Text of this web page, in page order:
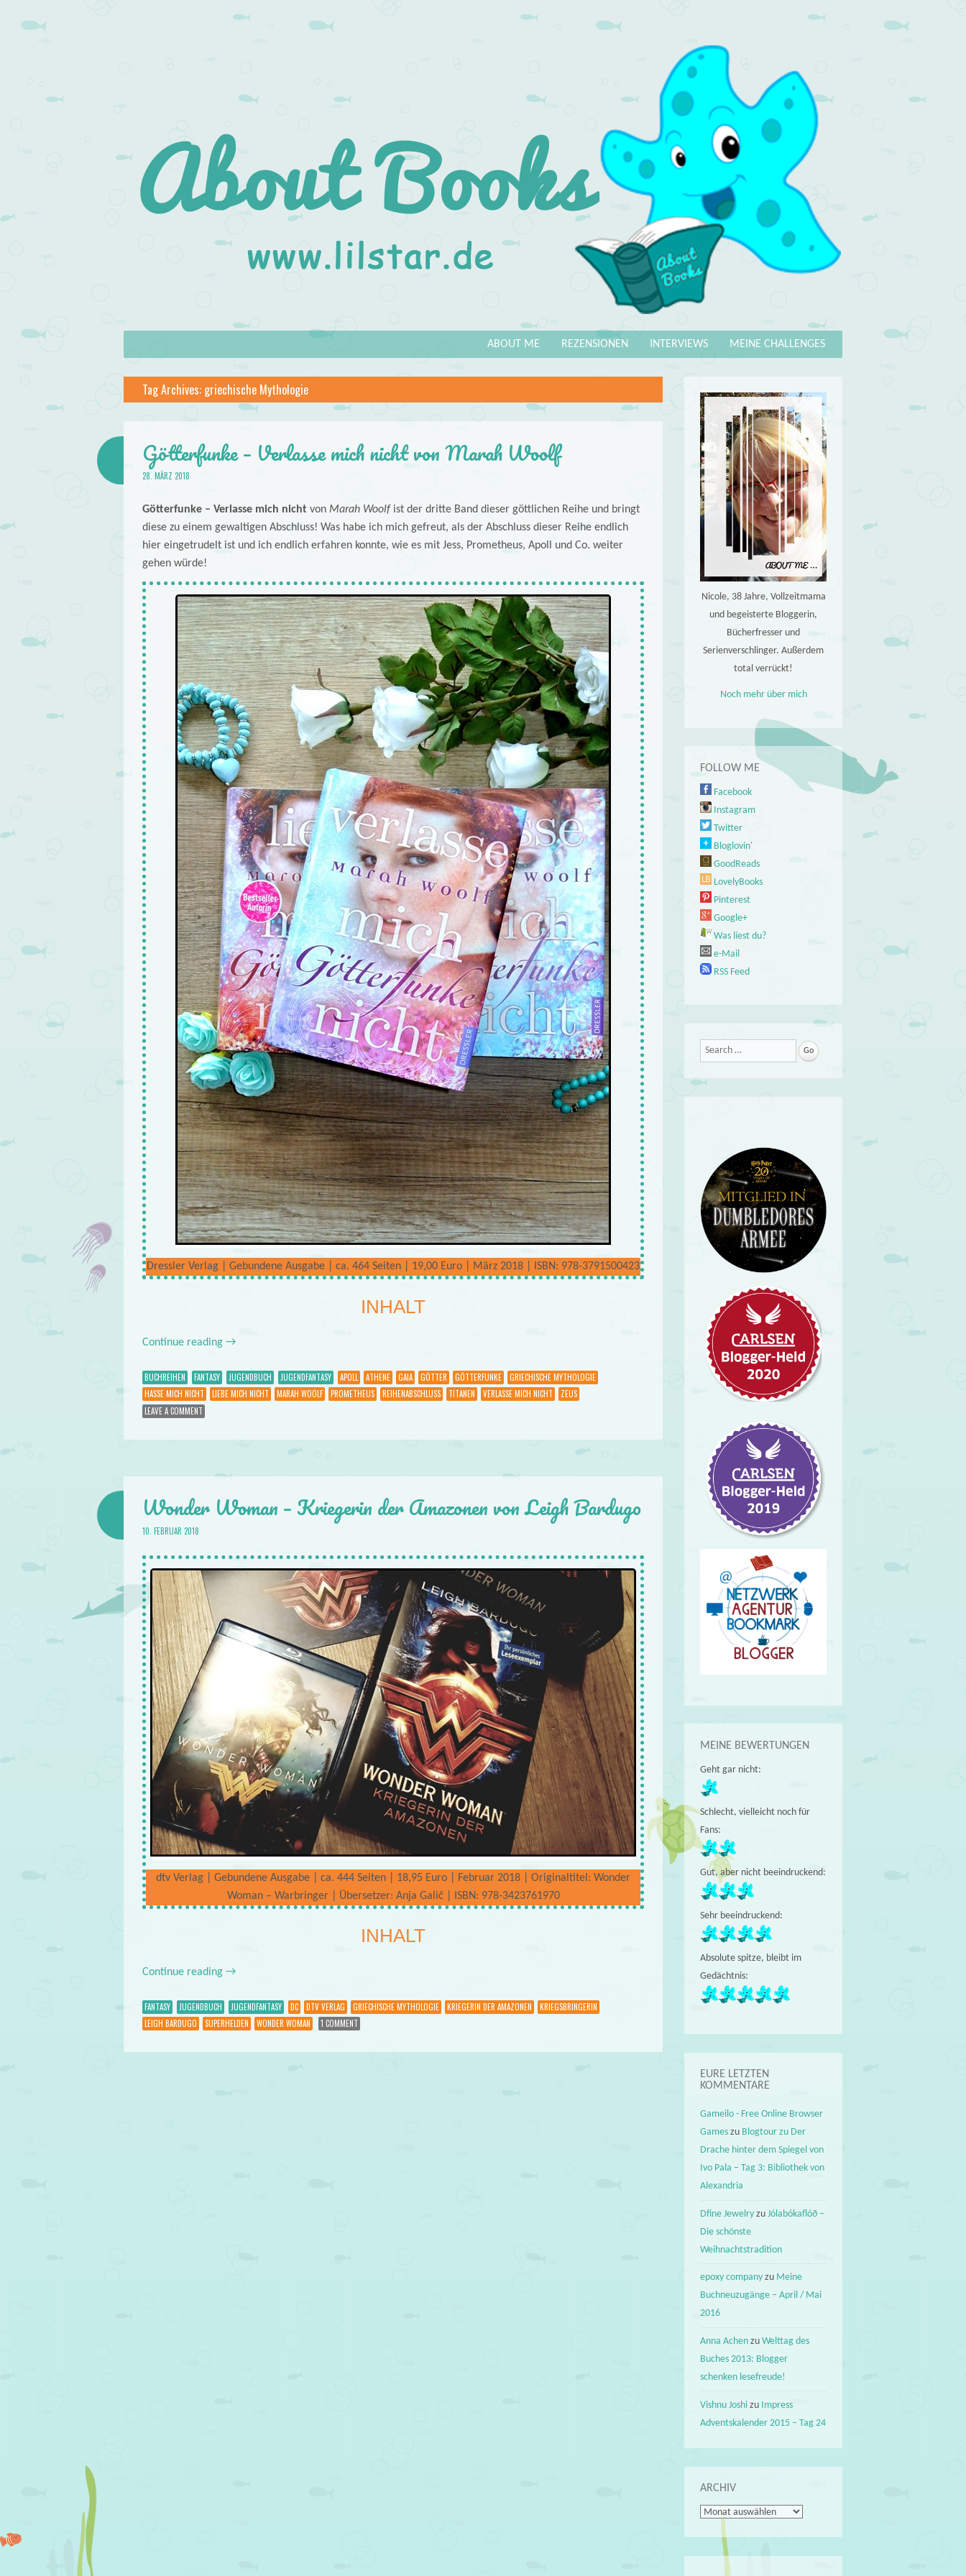
About
Books
Menu MEINE CHALLENGES
INTERVIEWS
REZENSIONEN
ABOUT ME
Tag Archives: griechische Mythologie
Götterfunke – Verlasse mich nicht von Marah Woolf
28. MÄRZ 2018
Götterfunke – Verlasse mich nicht von Marah Woolfist der dritte Band dieser göttlichen Reihe und bringt
diese zu einem gewaltigen Abschluss! Was habe ich mich gefreut, als der Abschluss dieser Reihe endlich
hier eingetrudelt ist und ich endlich erfahren konnte, wie es mit Jess, Prometheus, Apoll und Co. weiter
gehen würde!
Dressler Verlag | Gebundene Ausgabe | ca. 464 Seiten | 19,00 Euro | März 2018 | ISBN: 978-3791500423
INHALT
Continue reading →
BUCHREIHEN FANTASY JUGENDBUCH JUGENDFANTASY APOLL ATHENE GAIA GÖTTER GÖTTERFUNKE
GRIECHISCHE MYTHOLOGIE
HASSE MICH NICHT
LIEBE MICH NICHT MARAH WOOLF PROMETHEUS REIHENABSCHLUSS TITANEN VERLASSE MICH NICHT
ZEUS
LEAVE A COMMENT
Wonder Woman – Kriegerin der Amazonen von Leigh Bardugo
10. FEBRUAR 2018
dtv Verlag | Gebundene Ausgabe | ca. 444 Seiten | 18,95 Euro | Februar 2018 | Originaltitel: Wonder
Woman – Warbringer | Übersetzer: Anja Galič | ISBN: 978-3423761970
INHALT
Continue reading →
FANTASY JUGENDBUCH JUGENDFANTASY DC DTV VERLAG GRIECHISCHE MYTHOLOGIE KRIEGERIN DER AMAZONEN
KRIEGSBRINGERIN
LEIGH BARDUGO
SUPERHELDEN WONDER WOMAN 1 COMMENT
Nicole, 38 Jahre, Vollzeitmama
und begeisterte Bloggerin,
Bücherfresser und
Serienverschlinger. Außerdem
total verrückt!
Noch mehr über mich
FOLLOW ME
Facebook
Instagram
Twitter
Bloglovin'
GoodReads
LovelyBooks
Pinterest
Google+
Was liest du?
e-Mail
RSS Feed
Search
MEINE BEWERTUNGEN
Geht gar nicht:
Schlecht, vielleicht noch für
Fans:
Gut, aber nicht beeindruckend:
Sehr beeindruckend:
Absolute spitze, bleibt im
Gedächtnis:
EURE LETZTEN
KOMMENTARE
Gameilo - Free Online Browser
Games zu Blogtour zu Der
Drache hinter dem Spiegel von
Ivo Pala – Tag 3: Bibliothek von
Alexandria
Dfine Jewelry zuJólabókaflóð –
Die schönste
Weihnachtstradition
epoxy company zu Meine
Buchneuzugänge – April / Mai
2016
Anna Achen zuWelttag des
Buches 2013: Blogger
schenken lesefreude!
Vishnu Joshi zu Impress
Adventskalender 2015 – Tag 24
ARCHIV
Archiv